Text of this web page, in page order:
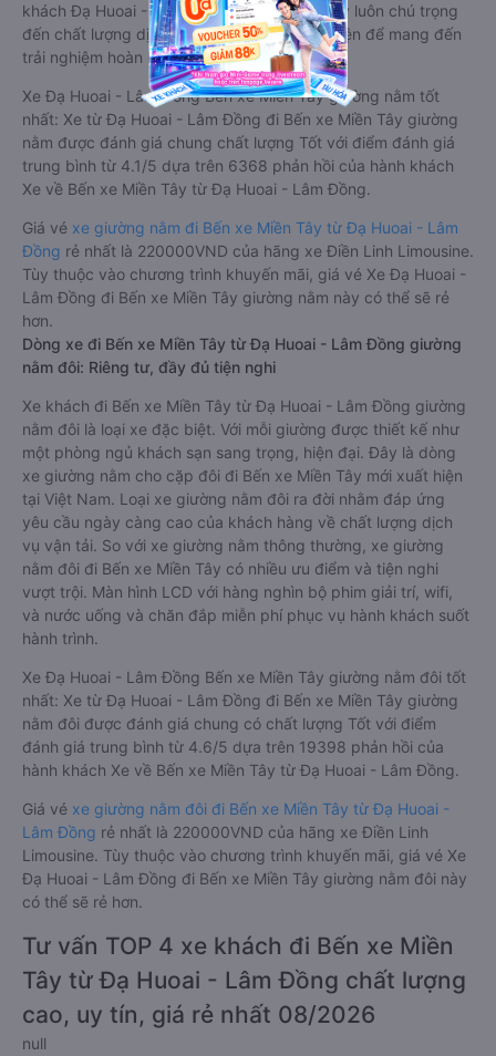
khách Đạ Huoai - Lâm Đồng Bến xe Miền Tây luôn chú trọng
đến chất lượng dịch vụ, không ngừng cải thiện để mang đến
trải nghiệm hoàn hảo cho hành khách.
Xe Đạ Huoai - Lâm Đồng Bến xe Miền Tây giường nằm tốt
nhất: Xe từ Đạ Huoai - Lâm Đồng đi Bến xe Miền Tây giường
nằm được đánh giá chung chất lượng Tốt với điểm đánh giá
trung bình từ 4.1/5 dựa trên 6368 phản hồi của hành khách
Xe về Bến xe Miền Tây từ Đạ Huoai - Lâm Đồng.
Giá vé xe giường nằm đi Bến xe Miền Tây từ Đạ Huoai - Lâm
Đồng rẻ nhất là 220000VND của hãng xe Điền Linh Limousine.
Tùy thuộc vào chương trình khuyến mãi, giá vé Xe Đạ Huoai -
Lâm Đồng đi Bến xe Miền Tây giường nằm này có thể sẽ rẻ
hơn.
Dòng xe đi Bến xe Miền Tây từ Đạ Huoai - Lâm Đồng giường
nằm đôi: Riêng tư, đầy đủ tiện nghi
Xe khách đi Bến xe Miền Tây từ Đạ Huoai - Lâm Đồng giường
nằm đôi là loại xe đặc biệt. Với mỗi giường được thiết kế như
một phòng ngủ khách sạn sang trọng, hiện đại. Đây là dòng
xe giường nằm cho cặp đôi đi Bến xe Miền Tây mới xuất hiện
tại Việt Nam. Loại xe giường nằm đôi ra đời nhằm đáp ứng
yêu cầu ngày càng cao của khách hàng về chất lượng dịch
vụ vận tải. So với xe giường nằm thông thường, xe giường
nằm đôi đi Bến xe Miền Tây có nhiều ưu điểm và tiện nghi
vượt trội. Màn hình LCD với hàng nghìn bộ phim giải trí, wifi,
và nước uống và chăn đắp miễn phí phục vụ hành khách suốt
hành trình.
Xe Đạ Huoai - Lâm Đồng Bến xe Miền Tây giường nằm đôi tốt
nhất: Xe từ Đạ Huoai - Lâm Đồng đi Bến xe Miền Tây giường
nằm đôi được đánh giá chung có chất lượng Tốt với điểm
đánh giá trung bình từ 4.6/5 dựa trên 19398 phản hồi của
hành khách Xe về Bến xe Miền Tây từ Đạ Huoai - Lâm Đồng.
Giá vé xe giường nằm đôi đi Bến xe Miền Tây từ Đạ Huoai -
Lâm Đồng rẻ nhất là 220000VND của hãng xe Điền Linh
Limousine. Tùy thuộc vào chương trình khuyến mãi, giá vé Xe
Đạ Huoai - Lâm Đồng đi Bến xe Miền Tây giường nằm đôi này
có thể sẽ rẻ hơn.
Tư vấn TOP 4 xe khách đi Bến xe Miền
Tây từ Đạ Huoai - Lâm Đồng chất lượng
cao, uy tín, giá rẻ nhất 08/2026
null